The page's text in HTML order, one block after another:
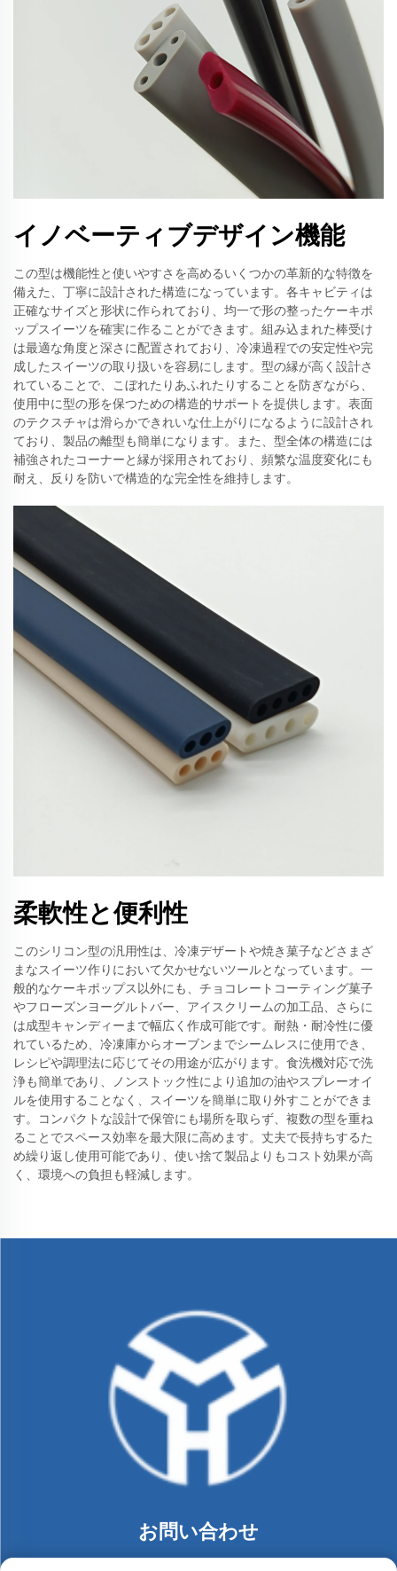
イノベーティブデザイン機能
この型は機能性と使いやすさを高めるいくつかの革新的な特徴を
備えた、丁寧に設計された構造になっています。各キャビティは
正確なサイズと形状に作られており、均一で形の整ったケーキポ
ップスイーツを確実に作ることができます。組み込まれた棒受け
は最適な角度と深さに配置されており、冷凍過程での安定性や完
成したスイーツの取り扱いを容易にします。型の縁が高く設計さ
れていることで、こぼれたりあふれたりすることを防ぎながら、
使用中に型の形を保つための構造的サポートを提供します。表面
のテクスチャは滑らかできれいな仕上がりになるように設計され
ており、製品の離型も簡単になります。また、型全体の構造には
補強されたコーナーと縁が採用されており、頻繁な温度変化にも
耐え、反りを防いで構造的な完全性を維持します。
柔軟性と便利性
このシリコン型の汎用性は、冷凍デザートや焼き菓子などさまざ
まなスイーツ作りにおいて欠かせないツールとなっています。一
般的なケーキポップス以外にも、チョコレートコーティング菓子
やフローズンヨーグルトバー、アイスクリームの加工品、さらに
は成型キャンディーまで幅広く作成可能です。耐熱・耐冷性に優
れているため、冷凍庫からオーブンまでシームレスに使用でき、
レシピや調理法に応じてその用途が広がります。食洗機対応で洗
浄も簡単であり、ノンストック性により追加の油やスプレーオイ
ルを使用することなく、スイーツを簡単に取り外すことができま
す。コンパクトな設計で保管にも場所を取らず、複数の型を重ね
ることでスペース効率を最大限に高めます。丈夫で長持ちするた
め繰り返し使用可能であり、使い捨て製品よりもコスト効果が高
く、環境への負担も軽減します。
お問い合わせ